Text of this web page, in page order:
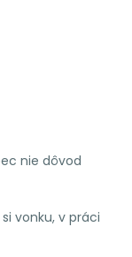
nie dôvod
vonku, v práci